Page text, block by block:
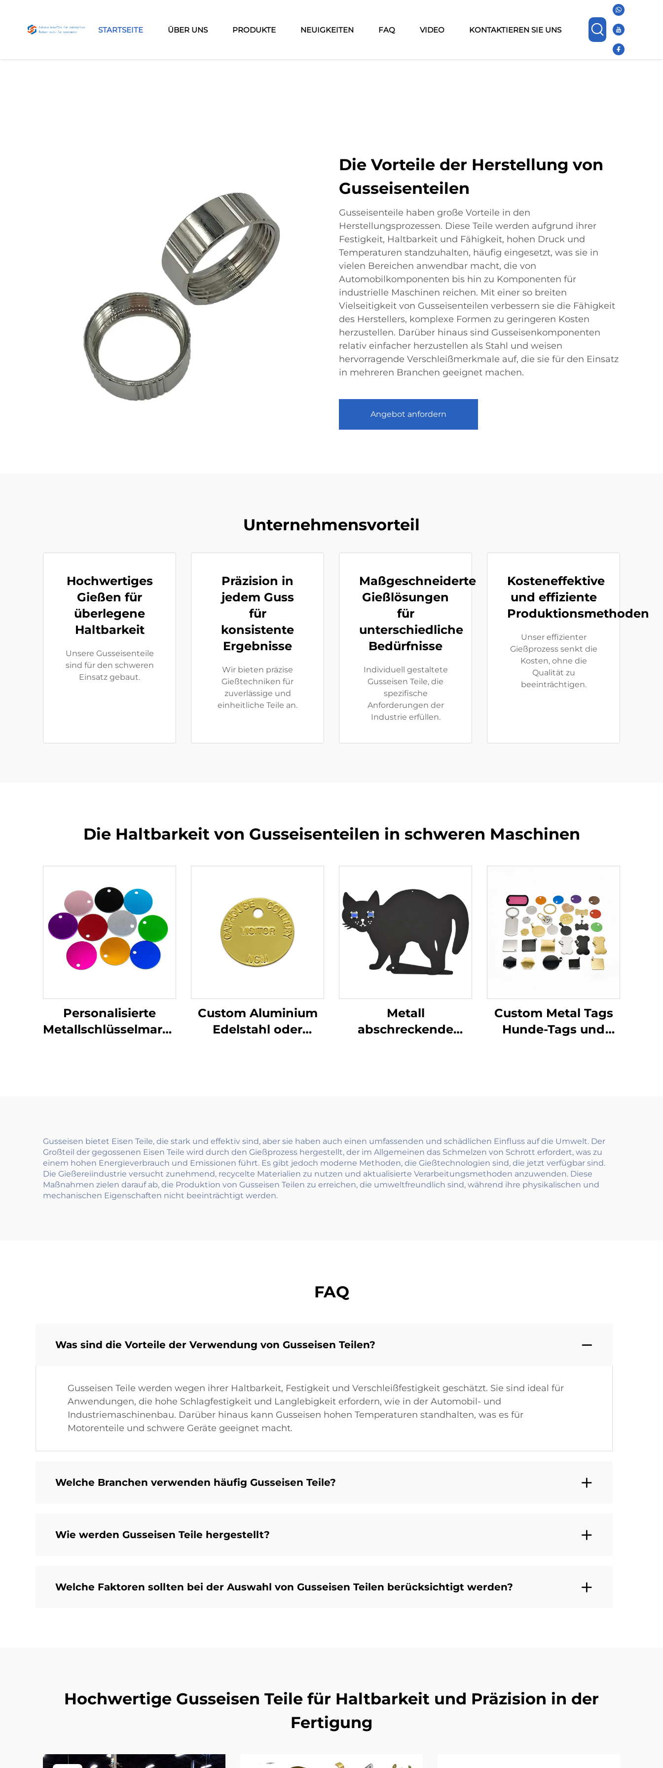
STARTSEITE ÜBER UNS PRODUKTE NEUIGKEITEN FAQ VIDEO KONTAKTIEREN SIE UNS
Die Vorteile der Herstellung von
Gusseisenteilen
Gusseisenteile haben große Vorteile in den
Herstellungsprozessen. Diese Teile werden aufgrund ihrer
Festigkeit, Haltbarkeit und Fähigkeit, hohen Druck und
Temperaturen standzuhalten, häufig eingesetzt, was sie in
vielen Bereichen anwendbar macht, die von
Automobilkomponenten bis hin zu Komponenten für
industrielle Maschinen reichen. Mit einer so breiten
Vielseitigkeit von Gusseisenteilen verbessern sie die Fähigkeit
des Herstellers, komplexe Formen zu geringeren Kosten
herzustellen. Darüber hinaus sind Gusseisenkomponenten
relativ einfacher herzustellen als Stahl und weisen
hervorragende Verschleißmerkmale auf, die sie für den Einsatz
in mehreren Branchen geeignet machen.
Angebot anfordern
Unternehmensvorteil
Hochwertiges
Gießen für
überlegene
Haltbarkeit
Unsere Gusseisenteile
sind für den schweren
Einsatz gebaut.
Präzision in
jedem Guss
für
konsistente
Ergebnisse
Wir bieten präzise
Gießtechniken für
zuverlässige und
einheitliche Teile an.
Maßgeschneiderte
Gießlösungen
für
unterschiedliche
Bedürfnisse
Individuell gestaltete
Gusseisen Teile, die
spezifische
Anforderungen der
Industrie erfüllen.
Kosteneffektive
und effiziente
Produktionsmethoden
Unser effizienter
Gießprozess senkt die
Kosten, ohne die
Qualität zu
beeinträchtigen.
Die Haltbarkeit von Gusseisenteilen in schweren Maschinen
Personalisierte
Metallschlüsselmarken
Custom Aluminium
Edelstahl oder
Metall
abschreckende
Custom Metal Tags
Hunde-Tags und
Gusseisen bietet Eisen Teile, die stark und effektiv sind, aber sie haben auch einen umfassenden und schädlichen Einfluss auf die Umwelt. Der
Großteil der gegossenen Eisen Teile wird durch den Gießprozess hergestellt, der im Allgemeinen das Schmelzen von Schrott erfordert, was zu
einem hohen Energieverbrauch und Emissionen führt. Es gibt jedoch moderne Methoden, die Gießtechnologien sind, die jetzt verfügbar sind.
Die Gießereiindustrie versucht zunehmend, recycelte Materialien zu nutzen und aktualisierte Verarbeitungsmethoden anzuwenden. Diese
Maßnahmen zielen darauf ab, die Produktion von Gusseisen Teilen zu erreichen, die umweltfreundlich sind, während ihre physikalischen und
mechanischen Eigenschaften nicht beeinträchtigt werden.
FAQ
Was sind die Vorteile der Verwendung von Gusseisen Teilen?
Gusseisen Teile werden wegen ihrer Haltbarkeit, Festigkeit und Verschleißfestigkeit geschätzt. Sie sind ideal für
Anwendungen, die hohe Schlagfestigkeit und Langlebigkeit erfordern, wie in der Automobil- und
Industriemaschinenbau. Darüber hinaus kann Gusseisen hohen Temperaturen standhalten, was es für
Motorenteile und schwere Geräte geeignet macht.
Welche Branchen verwenden häufig Gusseisen Teile?
Wie werden Gusseisen Teile hergestellt?
Welche Faktoren sollten bei der Auswahl von Gusseisen Teilen berücksichtigt werden?
Hochwertige Gusseisen Teile für Haltbarkeit und Präzision in der
Fertigung